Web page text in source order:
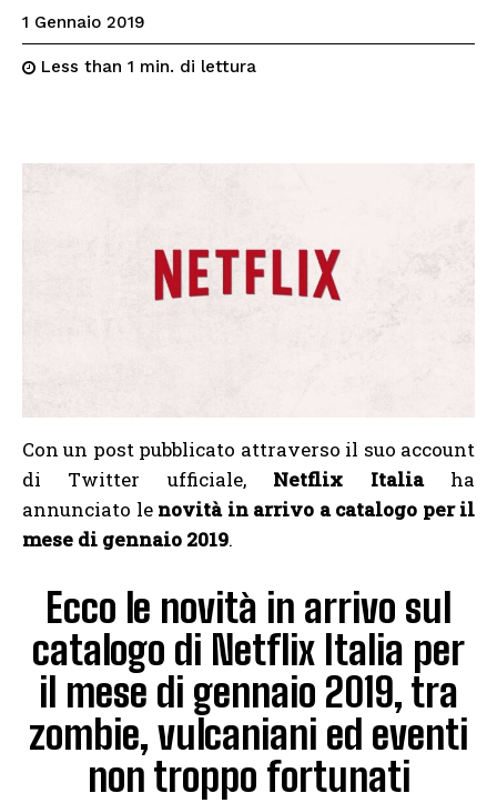
1 Gennaio 2019
Less than 1 min. di lettura
Con un post pubblicato attraverso il suo account
di Twitter ufficiale, Netflix Italiaha
annunciato lenovità in arrivo a catalogo per il
mese di gennaio 2019.
Ecco le novità in arrivo sul
catalogo di Netflix Italia per
il mese di gennaio 2019, tra
zombie, vulcaniani ed eventi
non troppo fortunati